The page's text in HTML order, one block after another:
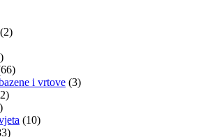
(2)
i vrtove (3)
(10)